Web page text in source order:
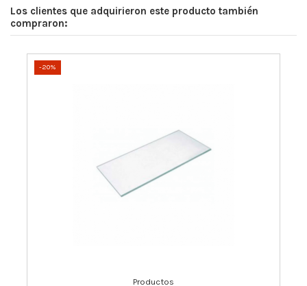
Los clientes que adquirieron este producto también
compraron:
-20%
Productos